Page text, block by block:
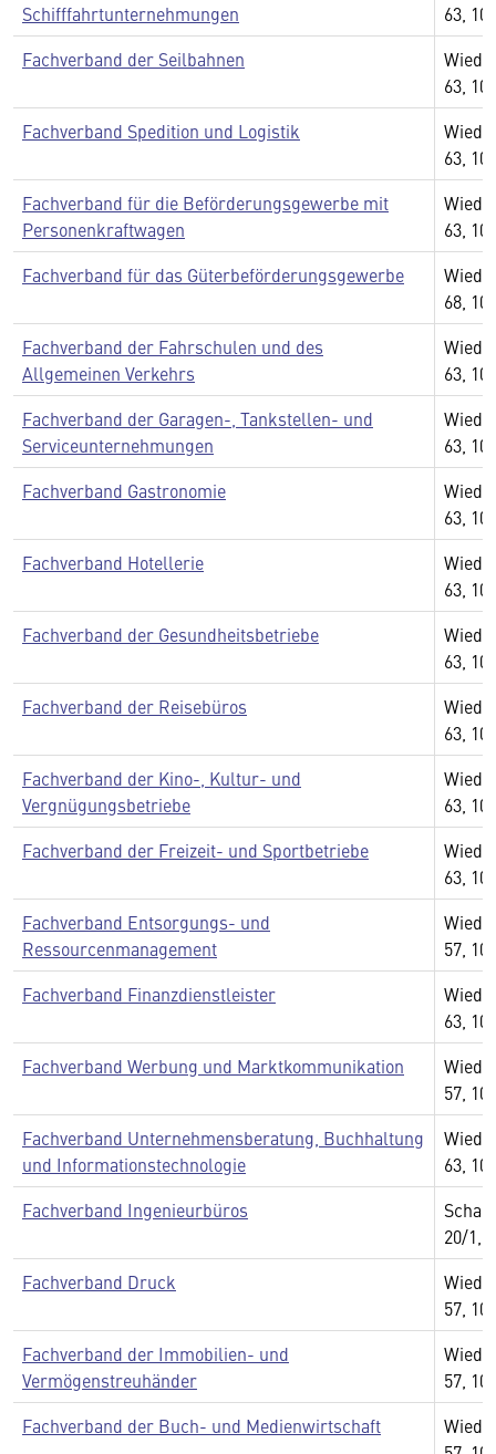
Schifffahrtunternehmungen
63,
Fachverband der Seilbahnen
63,
Fachverband Spedition und Logistik
63,
Fachverband für die Beförderungsgewerbe mit
Personenkraftwagen
63,
Fachverband für das Güterbeförderungsgewerbe
68,
Fachverband der Fahrschulen und des
Allgemeinen Verkehrs
63,
Fachverband der Garagen-, Tankstellen- und
Serviceunternehmungen
63,
Fachverband Gastronomie
63,
Fachverband Hotellerie
63,
Fachverband der Gesundheitsbetriebe
63,
Fachverband der Reisebüros
63,
Fachverband der Kino-, Kultur- und
Vergnügungsbetriebe
63,
Fachverband der Freizeit- und Sportbetriebe
63,
Fachverband Entsorgungs- und
Ressourcenmanagement
57,
Fachverband Finanzdienstleister
63,
Fachverband Werbung und Marktkommunikation
57,
Fachverband Unternehmensberatung, Buchhaltung
und Informationstechnologie
63,
Fachverband Ingenieurbüros
20/1,
Fachverband Druck
57,
Fachverband der Immobilien- und
Vermögenstreuhänder
57,
Fachverband der Buch- und Medienwirtschaft